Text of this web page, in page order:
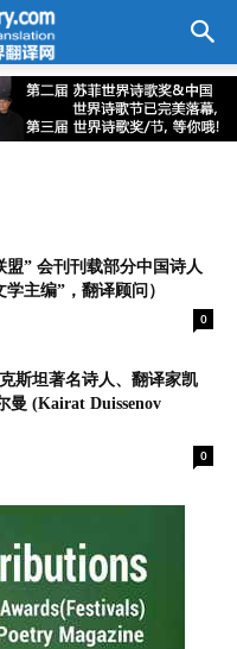
盟” 会刊刊载部分中国诗人
主编”，翻译顾问）
0
斯坦著名诗人、翻译家凯
曼 (Kairat Duissenov
0